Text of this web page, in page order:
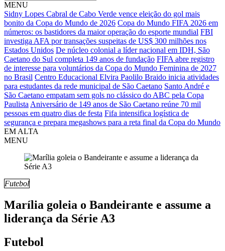
MENU
Sidny Lopes Cabral de Cabo Verde vence eleição do gol mais
bonito da Copa do Mundo de 2026 Copa do Mundo FIFA 2026 em
números: os bastidores da maior operação do esporte mundial FBI
investiga AFA por transações suspeitas de US$ 300 milhões nos
Estados Unidos De núcleo colonial a líder nacional em IDH, São
Caetano do Sul completa 149 anos de fundação FIFA abre registro
de interesse para voluntários da Copa do Mundo Feminina de 2027
no Brasil Centro Educacional Elvira Paolilo Braido inicia atividades
para estudantes da rede municipal de São Caetano Santo André e
São Caetano empatam sem gols no clássico do ABC pela Copa
Paulista Aniversário de 149 anos de São Caetano reúne 70 mil
pessoas em quatro dias de festa Fifa intensifica logística de
segurança e prepara megashows para a reta final da Copa do Mundo
EM ALTA
MENU
Futebol
Marília goleia o Bandeirante e assume a
liderança da Série A3
Futebol